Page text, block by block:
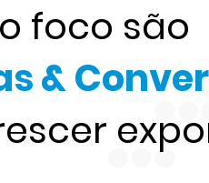
foco são
&